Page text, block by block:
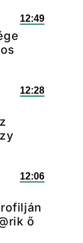
12:49
12:28
12:06
ő